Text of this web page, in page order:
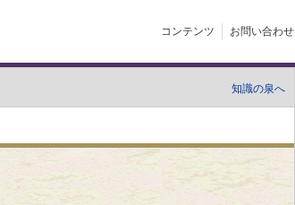
コンテンツ お問い合わせ
知識の泉へ